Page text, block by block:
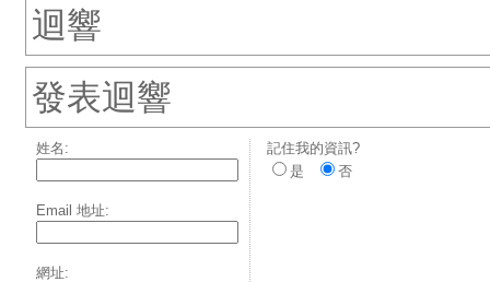
迴響
發表迴響
姓名:
Email 地址:
網址:
記住我的資訊?
是
否